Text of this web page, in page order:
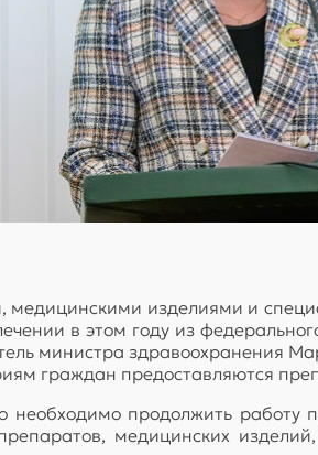
изделиями и
в этом году из
министра здравоохранения
граждан предоставляются
продолжить работу
медицинских